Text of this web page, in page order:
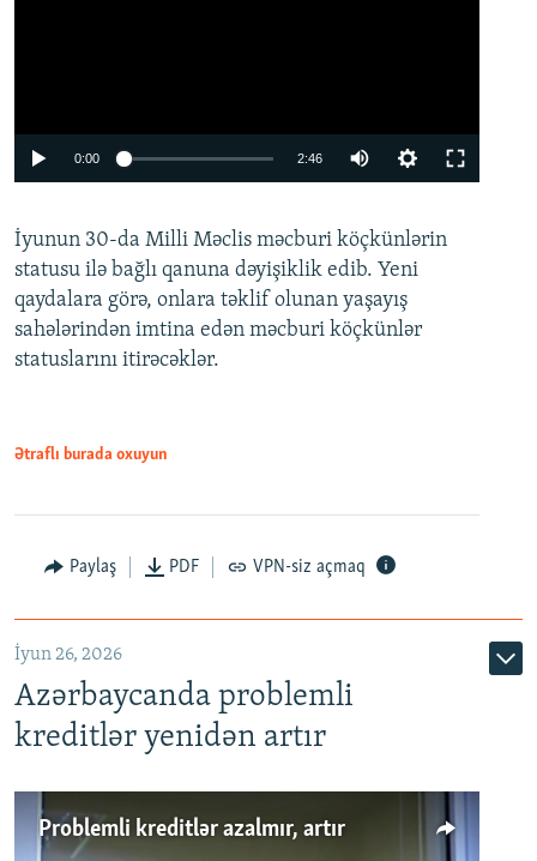
Auto 240p 360p 480p
720p 1080p
0:00 2:46
360p
480p
720p
İyunun 30-da Milli Məclis məcburi köçkünlərin
statusu ilə bağlı qanuna dəyişiklik edib. Yeni
qaydalara görə, onlara təklif olunan yaşayış
sahələrindən imtina edən məcburi köçkünlər
statuslarını itirəcəklər.
Ətraflı burada oxuyun
Paylaş PDF VPN-siz açmaq
İyun 26, 2026
Azərbaycanda problemli
kreditlər yenidən artır
Problemli kreditlər azalmır, artır